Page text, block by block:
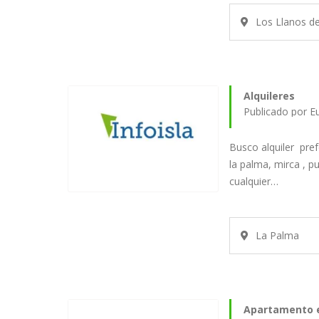
Los Llanos
Alquileres
Busco alquiler
la palma, mirca ,
cualquier…
La Palma
Apartamento